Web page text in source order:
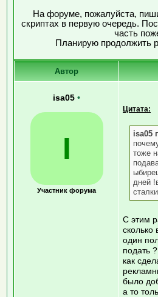
На форуме, пожалуйста,
скриптах в первую очередь.
часть
Планирую продолжить
Автор
isa05 •
I
Участник форума
Цитата:
isa05
тоже
дней
С этим
сколько
один
подать
как
было
а то